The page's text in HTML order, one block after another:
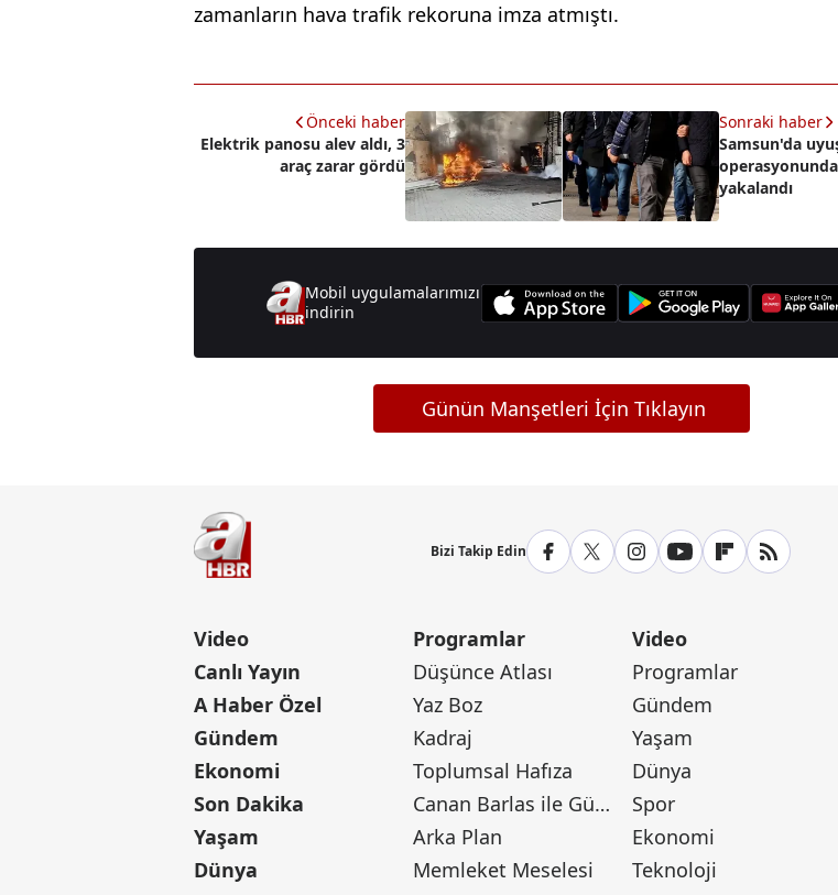
zamanların hava trafik rekoruna imza atmıştı.
Önceki haber
Elektrik panosu alev aldı, 3
araç zarar gördü
Sonraki haber
Samsun'da
operasyonunda
yakalandı
Mobil uygulamalarımızı
indirin
Günün Manşetleri İçin Tıklayın
Bizi Takip Edin
Video
Canlı Yayın
A Haber Özel
Gündem
Ekonomi
Son Dakika
Yaşam
Dünya
Programlar
Düşünce Atlası
Yaz Boz
Kadraj
Toplumsal Hafıza
Canan Barlas ile Gündem
Arka Plan
Memleket Meselesi
Video
Programlar
Gündem
Yaşam
Dünya
Spor
Ekonomi
Teknoloji